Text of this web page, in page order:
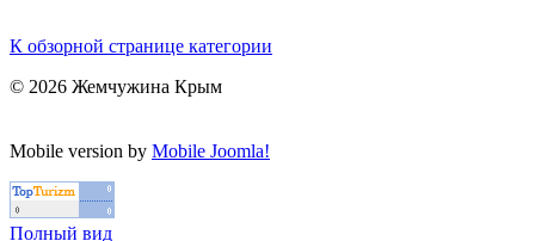
К обзорной странице категории
© 2026 Жемчужина Крым
Mobile version by Mobile Joomla!
Полный вид